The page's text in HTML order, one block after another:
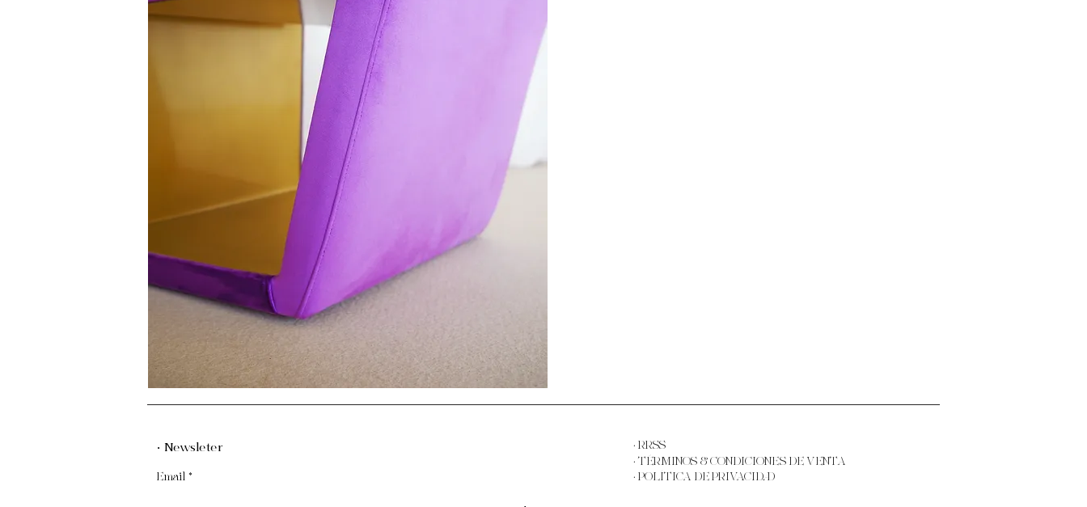
· Newsleter
Email
· RRSS
· TÉRMINOS & CONDICIONES DE VENTA
· POLÍTICA DE PRIVACIDAD